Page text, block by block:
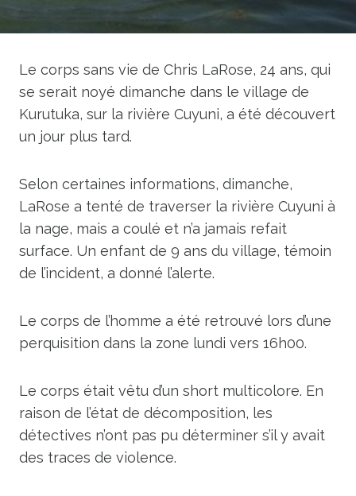
Le corps sans vie de Chris LaRose, 24 ans, qui
se serait noyé dimanche dans le village de
Kurutuka, sur la rivière Cuyuni, a été découvert
un jour plus tard.
Selon certaines informations, dimanche,
LaRose a tenté de traverser la rivière Cuyuni à
la nage, mais a coulé et n’a jamais refait
surface. Un enfant de 9 ans du village, témoin
de l’incident, a donné l’alerte.
Le corps de l’homme a été retrouvé lors d’une
perquisition dans la zone lundi vers 16h00.
Le corps était vêtu d’un short multicolore. En
raison de l’état de décomposition, les
détectives n’ont pas pu déterminer s’il y avait
des traces de violence.